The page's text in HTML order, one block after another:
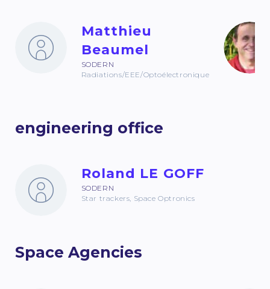
Matthieu
Beaumel
SODERN
Radiations/EEE/Optoélectronique
engineering office
Roland LE GOFF
SODERN
Star trackers, Space Optronics
Space Agencies